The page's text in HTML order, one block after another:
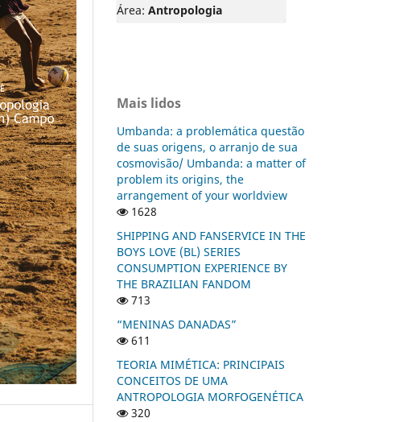
Área: Antropologia
Mais lidos
Umbanda: a problemática questão
de suas origens, o arranjo de sua
cosmovisão/ Umbanda: a matter of
problem its origins, the
arrangement of your worldview
1628
SHIPPING AND FANSERVICE IN THE
BOYS LOVE (BL) SERIES
CONSUMPTION EXPERIENCE BY
THE BRAZILIAN FANDOM
713
“MENINAS DANADAS”
611
TEORIA MIMÉTICA: PRINCIPAIS
CONCEITOS DE UMA
ANTROPOLOGIA MORFOGENÉTICA
320